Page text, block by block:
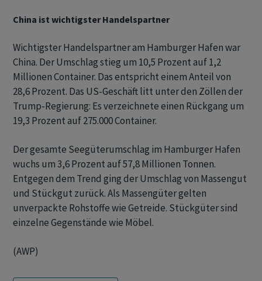
China ist wichtigster Handelspartner
Wichtigster Handelspartner am Hamburger Hafen war
China. Der Umschlag stieg um 10,5 Prozent auf 1,2
Millionen Container. Das entspricht einem Anteil von
28,6 Prozent. Das US-Geschäft litt unter den Zöllen der
Trump-Regierung: Es verzeichnete einen Rückgang um
19,3 Prozent auf 275.000 Container.
Der gesamte Seegüterumschlag im Hamburger Hafen
wuchs um 3,6 Prozent auf 57,8 Millionen Tonnen.
Entgegen dem Trend ging der Umschlag von Massengut
und Stückgut zurück. Als Massengüter gelten
unverpackte Rohstoffe wie Getreide. Stückgüter sind
einzelne Gegenstände wie Möbel.
(AWP)